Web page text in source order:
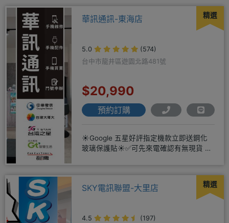
精選
華訊通訊-東海店
5.0
(574)
台中市龍井區遊園北路481號
$20,990
預約訂購
☀️Google 五星好評指定機款立即送鋼化
玻璃保護貼☀️✅可先來電確認有無現貨 ☎️
精選
SKY電訊聯盟-大里店
4.5
(197)